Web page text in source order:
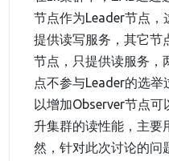
节点作为Leader节点
提供读写服务，其它节
节点，只提供读服务，
点不参与Leader的选
以增加Observer节点
升集群的读性能，主要
然，针对此次讨论的问